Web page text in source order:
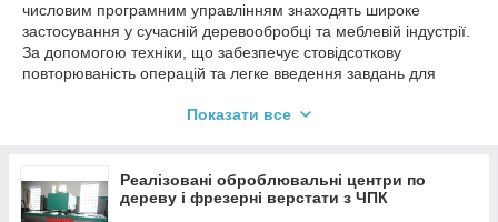
числовим програмним управлінням знаходять широке
застосування у сучасній деревообробці та меблевій індустрії.
За допомогою техніки, що забезпечує стовідсоткову
повторюваність операцій та легке введення завдань для
заздалегідь заданими координатами, випилювання пазів і
серійно та одиночно виготовляють:
- заготівлі фігурної конфігурації, такі як кришки столів, полиці
Показати все
Реалізовані оброблювальні центри по
дереву і фрезерні верстати з ЧПК